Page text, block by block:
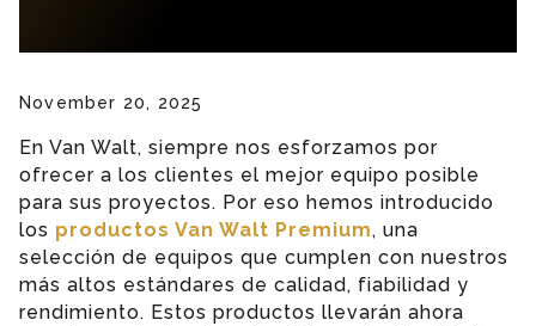
November 20, 2025
En Van Walt, siempre nos esforzamos por
ofrecer a los clientes el mejor equipo posible
para sus proyectos. Por eso hemos introducido
los productos Van Walt Premium, una
selección de equipos que cumplen con nuestros
más altos estándares de calidad, fiabilidad y
rendimiento. Estos productos llevarán ahora